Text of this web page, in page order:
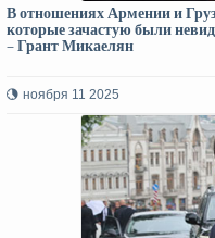
В отношениях Армении и
которые зачастую были
– Грант Микаелян
ноября 11 2025